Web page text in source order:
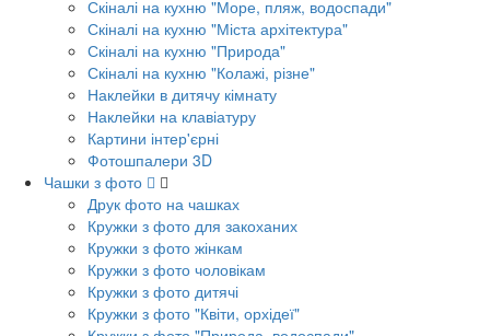
Скіналі на кухню "Море, пляж, водоспади"
Скіналі на кухню "Міста архітектура"
Скіналі на кухню "Природа"
Скіналі на кухню "Колажі, різне"
Наклейки в дитячу кімнату
Наклейки на клавіатуру
Картини інтер'єрні
Фотошпалери 3D
Чашки з фото
Друк фото на чашках
Кружки з фото для закоханих
Кружки з фото жінкам
Кружки з фото чоловікам
Кружки з фото дитячі
Кружки з фото "Квіти, орхідеї"